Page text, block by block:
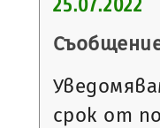
25.07.2022
срок от